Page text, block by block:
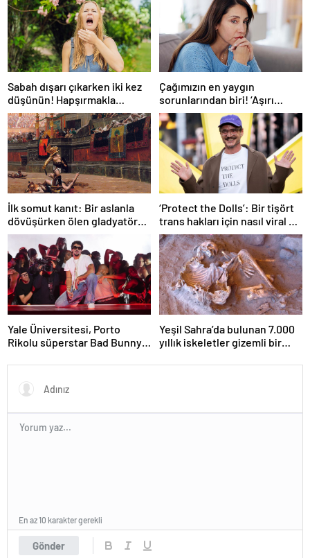
Sabah dışarı çıkarken iki kez
düşünün! Hapşırmakla
başlayıp astıma
dönüşebiliyor
Çağımızın en yaygın
sorunlarından biri! ‘Aşırı
düşünmeyle başa çıkmak
mümkün’
İlk somut kanıt: Bir aslanla
dövüşürken ölen gladyatörün
iskeleti bulundu
‘Protect the Dolls’: Bir tişört
trans hakları için nasıl viral bir
sembol haline geldi?
Yale Üniversitesi, Porto
Rikolu süperstar Bad Bunny
Yeşil Sahra’da bulunan 7.000
yıllık iskeletler gizemli bir
Gönder
En az 10 karakter gerekli